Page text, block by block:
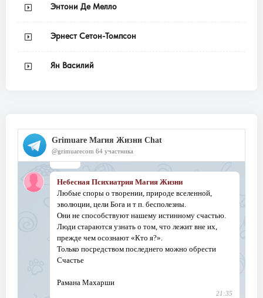
Энтони Де Мелло
Эрнест Сетон-Томпсон
Ян Василий